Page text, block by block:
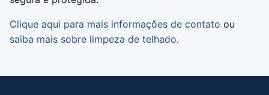
Clique aqui para mais informações de contato ou
saiba mais sobre limpeza de telhado.